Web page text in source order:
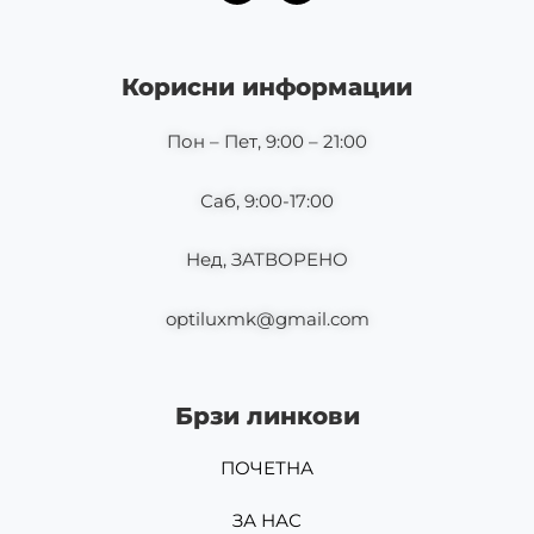
o
o
g
r
m
Корисни информации
Пон – Пет, 9:00 – 21:00
Саб, 9:00-17:00
Нед, ЗАТВОРЕНО
optiluxmk@gmail.com
Брзи линкови
ПОЧЕТНА
ЗА НАС